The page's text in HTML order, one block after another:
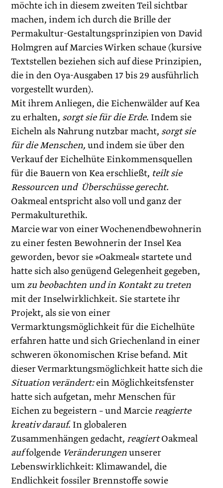
möchte ich in diesem zweiten Teil sichtbar
machen, indem ich durch die Brille der
Permakultur-Gestaltungsprinzipien von David
Holmgren auf Marcies Wirken schaue (kursive
Textstellen beziehen sich auf diese Prinzipien,
die in den Oya-Ausgaben 17 bis 29 ausführlich
vorgestellt wurden).
Mit ihrem Anliegen, die Eichenwälder auf Kea
zu erhalten, sorgt sie für die Erde. Indem sie
Eicheln als Nahrung nutzbar macht, sorgt sie
für die Menschen, und indem sie über den
Verkauf der Eichelhüte Einkommensquellen
für die Bauern von Kea erschließt, teilt sie
Ressourcen und Überschüsse gerecht.
Oakmeal entspricht also voll und ganz der
Permakulturethik.
Marcie war von einer Wochenendbewohnerin
zu einer festen Bewohnerin der Insel Kea
geworden, bevor sie »Oakmeal« startete und
hatte sich also genügend Gelegenheit gegeben,
um zu beobachten und in Kontakt zu treten
mit der Inselwirklichkeit. Sie startete ihr
Projekt, als sie von einer
Vermarktungsmöglichkeit für die Eichelhüte
erfahren hatte und sich Griechenland in einer
schweren ökonomischen Krise befand. Mit
dieser Vermarktungsmöglichkeit hatte sich die
Situation verändert:ein Möglichkeitsfenster
hatte sich aufgetan, mehr Menschen für
Eichen zu begeistern – und Marciereagierte
kreativ darauf. In globaleren
Zusammenhängen gedacht,reagiertOakmeal
auffolgende Veränderungenunserer
Lebenswirklichkeit: Klimawandel, die
Endlichkeit fossiler Brennstoffe sowie